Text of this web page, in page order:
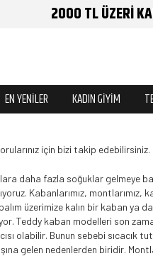
2000 TL ÜZERİ
EN YENİLER KADIN GİYİM
için bizi takip edebilirsiniz.
daha fazla soğuklar gelmeye
Kabanlarımız,
üzerimize kalın bir kaban ya
Teddy kaban modelleri son
olabilir. Bunun sebebi
gelen nedenlerden biridir.